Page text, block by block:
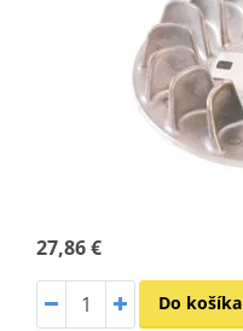
27,86 €
Do košíka